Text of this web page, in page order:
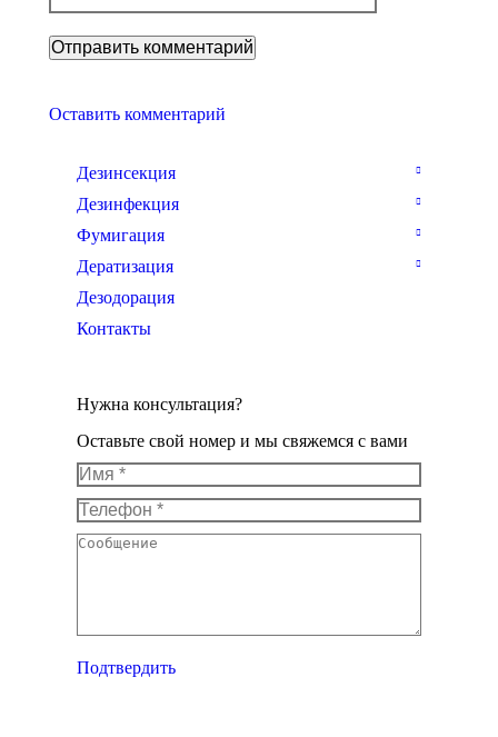
Оставить комментарий
Дезинсекция
Дезинфекция
Фумигация
Дератизация
Дезодорация
Контакты
Нужна консультация?
Оставьте свой номер и мы свяжемся с вами
Имя *
Телефон *
Сообщение
Подтвердить